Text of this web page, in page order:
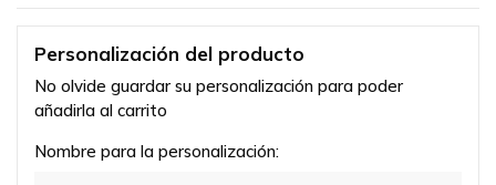
Personalización del producto
No olvide guardar su personalización para poder
añadirla al carrito
Nombre para la personalización: